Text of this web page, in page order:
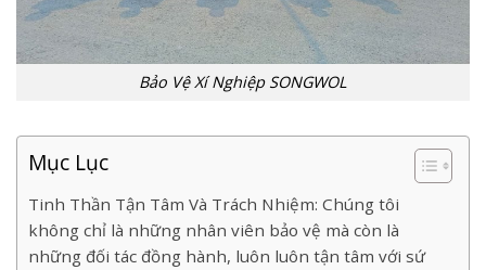
Bảo Vệ Xí Nghiệp SONGWOL
Mục Lục
Tinh Thần Tận Tâm Và Trách Nhiệm: Chúng tôi
không chỉ là những nhân viên bảo vệ mà còn là
những đối tác đồng hành, luôn luôn tận tâm với sứ